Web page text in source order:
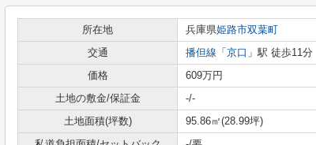
所在地 兵庫県姫路市双葉町
交通
播但線 「 京口 」駅 徒歩11分
価格
609万円
土地の敷金/保証金
-/-
土地面積(坪数)
95.86㎡(28.99坪)